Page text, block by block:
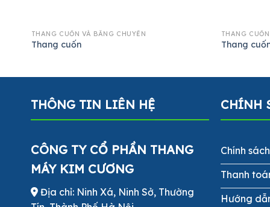
THANG CUỐN VÀ BĂNG CHUYỀN
Thang cuốn
THANG
Thang
THÔNG TIN LIÊN HỆ
CÔNG TY CỔ PHẦN THANG
MÁY KIM CƯƠNG
Địa chỉ: Ninh Xá, Ninh Sở, Thường
CHÍNH
Chính
Thanh
Hướng